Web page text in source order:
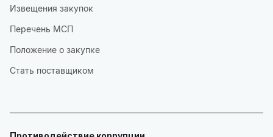
Извещения закупок
Перечень МСП
Положение о закупке
Стать поставщиком